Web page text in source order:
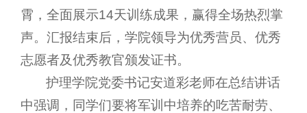
霄，全面展示14天训练成果，赢得全场热烈掌
声。汇报结束后，学院领导为优秀营员、优秀
志愿者及优秀教官颁发证书。
护理学院党委书记安道彩老师在总结讲话
中强调，同学们要将军训中培养的吃苦耐劳、